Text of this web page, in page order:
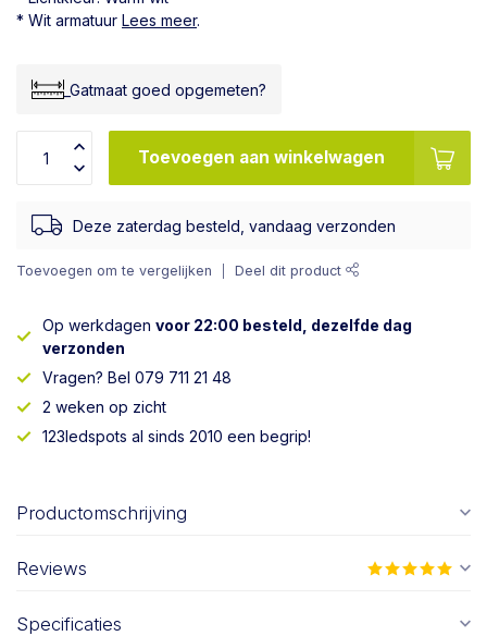
* Wit armatuur Lees meer.
_Gatmaat goed opgemeten?
Toevoegen aan winkelwagen
Deze zaterdag besteld, vandaag verzonden
Toevoegen om te vergelijken Deel dit product
Op werkdagen voor 22:00 besteld, dezelfde dag
verzonden
Vragen? Bel 079 711 21 48
2 weken op zicht
123ledspots al sinds 2010 een begrip!
Productomschrijving
Reviews
Specificaties